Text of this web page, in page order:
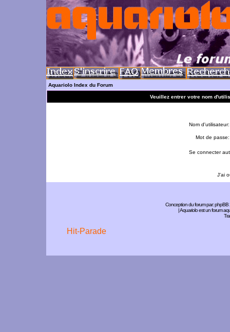
Aquariolo Index du Forum
Veuillez entrer votre nom
Nom d'utilisateur:
Mot de passe:
Se connecter
J'ai
Conception du forum par:phpBB
| Aquariolo est un forum